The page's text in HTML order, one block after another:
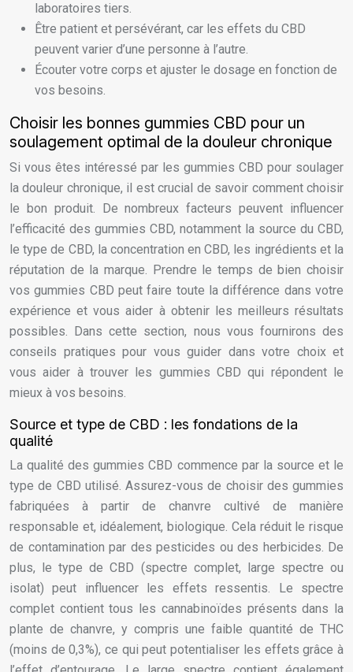
laboratoires tiers.
Être patient et persévérant, car les effets du CBD
peuvent varier d’une personne à l’autre.
Écouter votre corps et ajuster le dosage en fonction de
vos besoins.
Choisir les bonnes gummies CBD pour un
soulagement optimal de la douleur chronique
Si vous êtes intéressé par les gummies CBD pour soulager
la douleur chronique, il est crucial de savoir comment choisir
le bon produit. De nombreux facteurs peuvent influencer
l’efficacité des gummies CBD, notamment la source du CBD,
le type de CBD, la concentration en CBD, les ingrédients et la
réputation de la marque. Prendre le temps de bien choisir
vos gummies CBD peut faire toute la différence dans votre
expérience et vous aider à obtenir les meilleurs résultats
possibles. Dans cette section, nous vous fournirons des
conseils pratiques pour vous guider dans votre choix et
vous aider à trouver les gummies CBD qui répondent le
mieux à vos besoins.
Source et type de CBD : les fondations de la
qualité
La qualité des gummies CBD commence par la source et le
type de CBD utilisé. Assurez-vous de choisir des gummies
fabriquées à partir de chanvre cultivé de manière
responsable et, idéalement, biologique. Cela réduit le risque
de contamination par des pesticides ou des herbicides. De
plus, le type de CBD (spectre complet, large spectre ou
isolat) peut influencer les effets ressentis. Le spectre
complet contient tous les cannabinoïdes présents dans la
plante de chanvre, y compris une faible quantité de THC
(moins de 0,3%), ce qui peut potentialiser les effets grâce à